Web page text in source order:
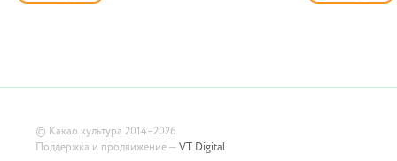
© Какао культура 2014–2026
Поддержка и продвижение — VT Digital